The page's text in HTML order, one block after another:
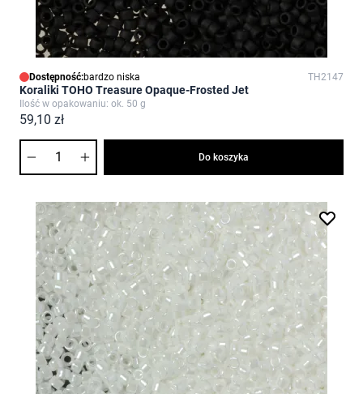
Dostępność:bardzo niska TH2147
Koraliki TOHO Treasure Opaque-Frosted Jet
Ilość w opakowaniu: ok. 50 g
59,10 zł
Do koszyka